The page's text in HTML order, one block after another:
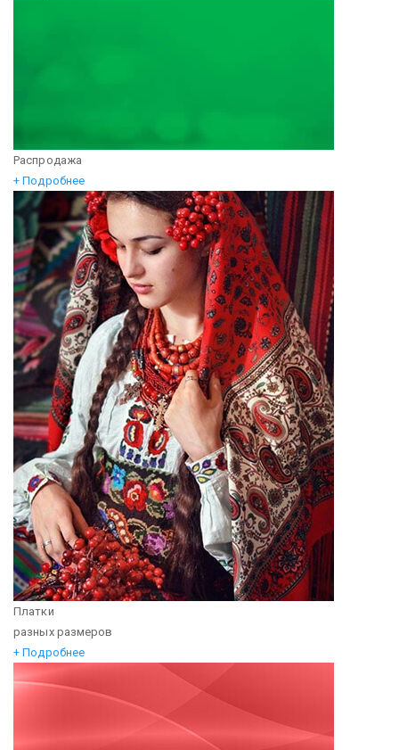
Распродажа
+ Подробнее
Платки
разных размеров
+ Подробнее